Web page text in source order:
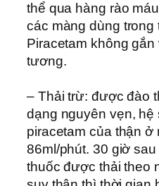
thể qua hàng rào
các màng dùng trong
Piracetam không
tương.
– Thải trừ: được đào
dạng nguyên vẹn, hệ
piracetam của thận
86ml/phút. 30 giờ
thuốc được thải theo